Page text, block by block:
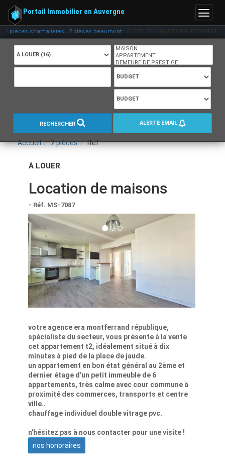
chamalieres ,2 pièces beaumontLe site des agences immobilières
Menu
Portail Immobilier en Auvergne
RECHERCHER ALERTE EMAIL
Accueil 2 pièces Ref. :
À LOUER
Location de maisons
- Réf. MS-7087
votre agence era montferrand république,
spécialiste du secteur, vous présente à la vente
cet appartement t2, idéalement situé à dix
minutes à pied de la place de jaude.
un appartement en bon état général au 2ème et
dernier étage d'un petit immeuble de 6
appartements, très calme avec cour commune à
proximité des commerces, transports et centre
ville..
chauffage individuel double vitrage pvc.
n'hésitez pas à nous contacter pour une visite !
nos honoraires